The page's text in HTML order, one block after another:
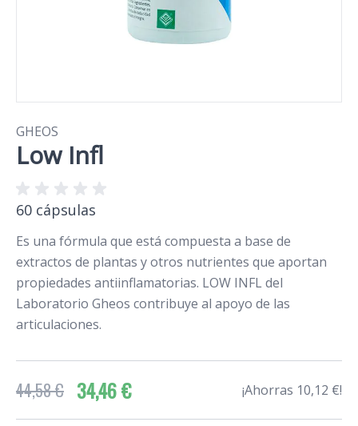
GHEOS
Low Infl
60 cápsulas
Es una fórmula que está compuesta a base de
extractos de plantas y otros nutrientes que aportan
propiedades antiinflamatorias. LOW INFL del
Laboratorio Gheos contribuye al apoyo de las
articulaciones.
44,58 € 34,46 € ¡Ahorras 10,12 €!